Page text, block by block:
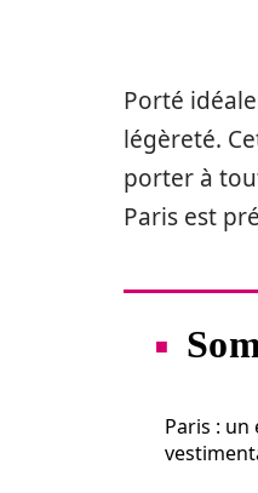
Porté
légèreté.
porter à
Paris est
Paris :